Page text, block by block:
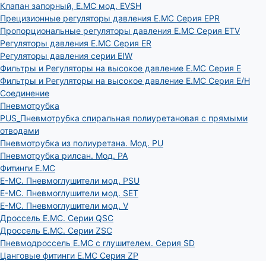
Клапан запорный, E.MC мод. EVSH
Прецизионные регуляторы давления E.MC Серия EPR
Пропорциональные регуляторы давления E.MC Серия ETV
Регуляторы давления E.MC Серия ER
Регуляторы давления серии EIW
Фильтры и Регуляторы на высокое давление E.MC Серия E
Фильтры и Регуляторы на высокое давление E.MC Серия E/H
Соединение
Пневмотрубка
PUS_Пневмотрубка спиральная полиуретановая с прямыми
отводами
Пневмотрубка из полиуретана. Мод. РU
Пневмотрубка рилсан. Мод. PA
Фитинги E.MC
E-MC. Пневмоглушители мод. PSU
E-MC. Пневмоглушители мод. SET
E-MC. Пневмоглушители мод. V
Дроссель E.MC. Серии QSC
Дроссель E.MC. Серии ZSC
Пневмодроссель E.MC с глушителем. Серия SD
Цанговые фитинги E.MC Серия ZP